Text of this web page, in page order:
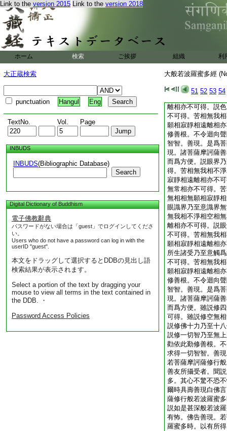
Link to the version 2015 Link to the version 2018
ホーム 検索 ご挨拶 組織 利
大正蔵検索
punctuation Hangul Eng
TextNo. Vol. Page
INBUDS
INBUDS(Bibliographic Database)
Search
Digital Dictionary of Buddhism
電子佛教辭典
パスワードがない場合は「guest」でログインしてくださ
い。
Users who do not have a password can log in with the
userID "guest".
本文をドラッグして選択するとDDBの見出し語
検索結果が表示されます。
Select a portion of the text by dragging your
mouse to view all terms in the text contained in
the DDB. ・
Password Access Policies
大般若波羅蜜多經
51 52 53 54
受想行識空相亦不
可得。説受想行識
願相亦不可得。説
得。説色寂靜相亦
行識遠離相亦不可
不令迴向聲聞獨覺
現。是爲菩薩摩訶
薩摩訶薩善友者。
便。説眼處乃至意
離相亦不可得。説
不可得。苦相無我
願相寂靜相遠離相
修善根。不令迴向
智智。善現。是爲
現。諸菩薩摩訶薩
而爲方便。説眼界
得。苦相無我相不
寂靜相遠離相亦不
無常相亦不可得。
無相相無願相寂靜
眼識界乃至意識界
無我相不淨相空相
離相亦不可得。説
不可得。苦相無我
願相寂靜相遠離相
所生諸受乃至意觸
不可得。苦相無我
願相寂靜相遠離相
修善根。不令迴向
智智。善現。是爲
現。諸菩薩摩訶薩
而爲方便。雖説修
可得。雖説修空無
説修佛十力乃至十
説修一切智乃至無
勸依此勤修善根。
求得一切智智。善
若菩薩摩訶薩修行
善友所攝受者。聞
多。其心不驚不恐
爾時具壽善現白佛
薩修行般若波羅蜜
説如是甚深般若波
有怖。佛告善現。
羅蜜多時。以有所